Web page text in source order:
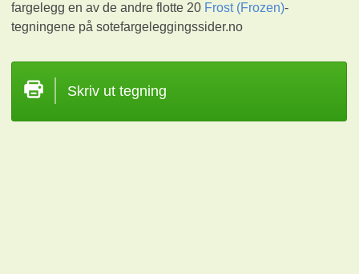
fargelegg en av de andre flotte 20 Frost (Frozen)-
tegningene på sotefargeleggingssider.no
Skriv ut tegning